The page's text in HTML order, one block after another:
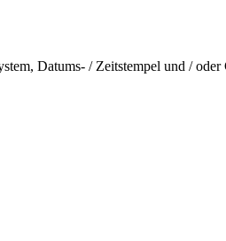
Datums- / Zeitstempel und /